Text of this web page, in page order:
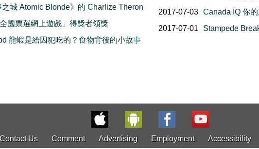
城 Atomic Blonde》的 Charlize Theron
國票選網上遊戲」得獎者領獎
龍蝦是給囚犯吃的？食物背後的小故事
2017-07-03
Canada IQ 你
2017-07-01
Stampede
Contact Us Comment Advertising Employment Accessibility